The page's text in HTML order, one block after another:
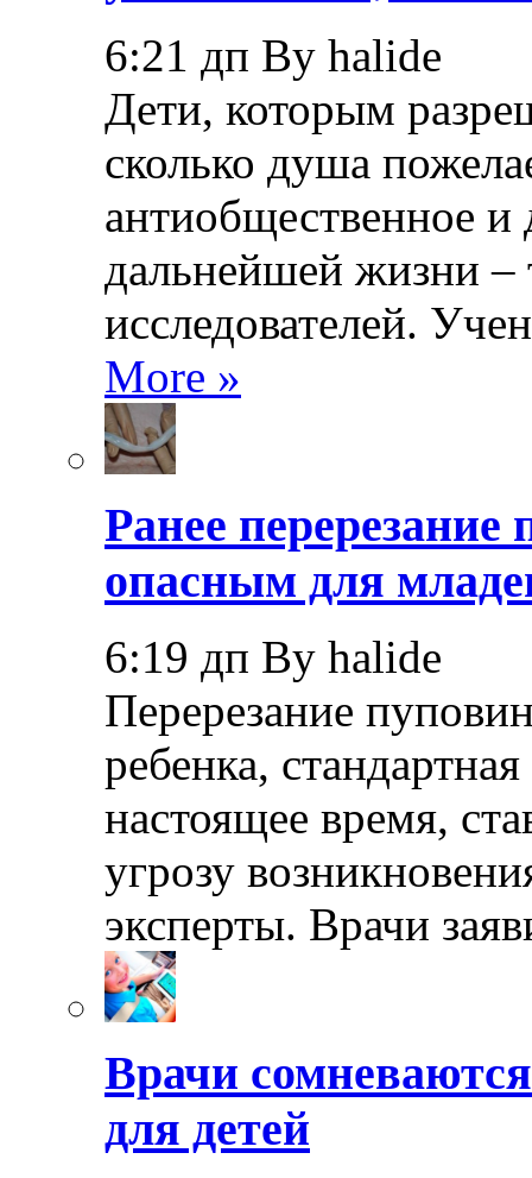
6:21 дп By halide
Дети, которым
сколько душа
антиобщественное и
дальнейшей жизни –
исследователей.
More »
Ранее
опасным для
6:19 дп By halide
Перерезание
ребенка,
настоящее время,
угрозу
эксперты. Врачи
Врачи
для детей